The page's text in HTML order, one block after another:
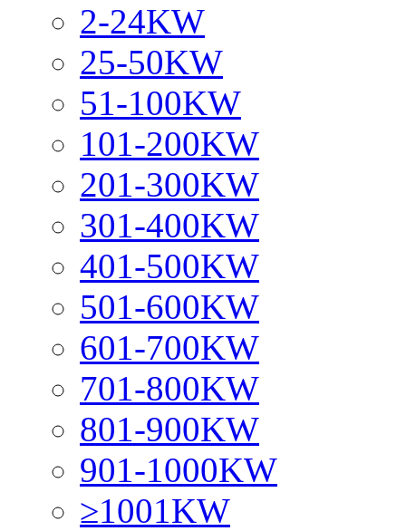
2-24KW
25-50KW
51-100KW
101-200KW
201-300KW
301-400KW
401-500KW
501-600KW
601-700KW
701-800KW
801-900KW
901-1000KW
≥1001KW